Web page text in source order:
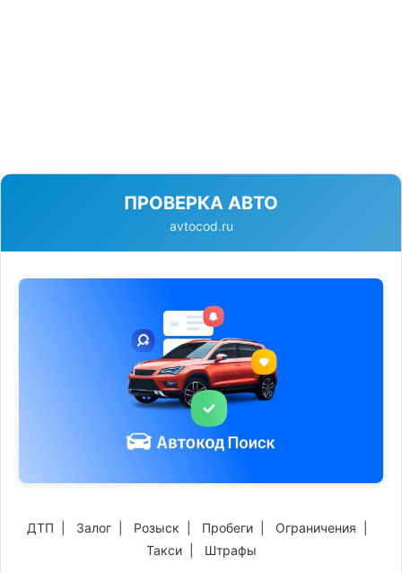
ПРОВЕРКА АВТО
avtocod.ru
ДТП Залог Розыск Пробеги Ограничения
Такси| Штрафы